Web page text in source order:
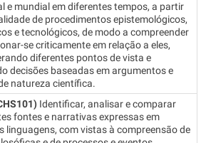
e mundial em diferentes tempos, a partir
de procedimentos epistemológicos,
e tecnológicos, de modo a compreender
se criticamente em relação a eles,
diferentes pontos de vista e
decisões baseadas em argumentos e
natureza científica.
Identificar, analisar e comparar
fontes e narrativas expressas em
linguagens, com vistas à compreensão de